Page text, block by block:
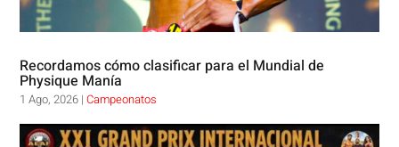
Recordamos cómo clasificar para el Mundial de
Physique Manía
1 Ago, 2026 |Campeonatos